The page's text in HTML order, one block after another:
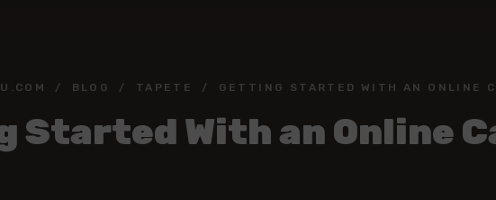
BLOG TAPETE GETTING STARTED WITH AN ONLINE
Started With an Online